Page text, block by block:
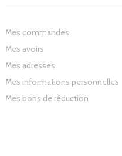
Mes commandes
Mes avoirs
Mes adresses
Mes informations personnelles
Mes bons de réduction